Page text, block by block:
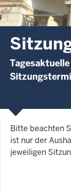
Bitte beachten
ist nur der
jeweiligen